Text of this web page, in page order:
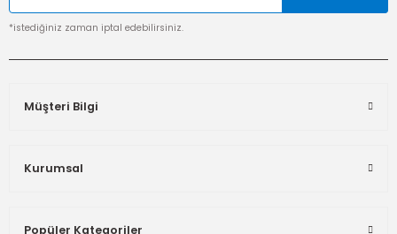
*istediğiniz zaman iptal edebilirsiniz.
Müşteri Bilgi
Kurumsal
Popüler Kategoriler